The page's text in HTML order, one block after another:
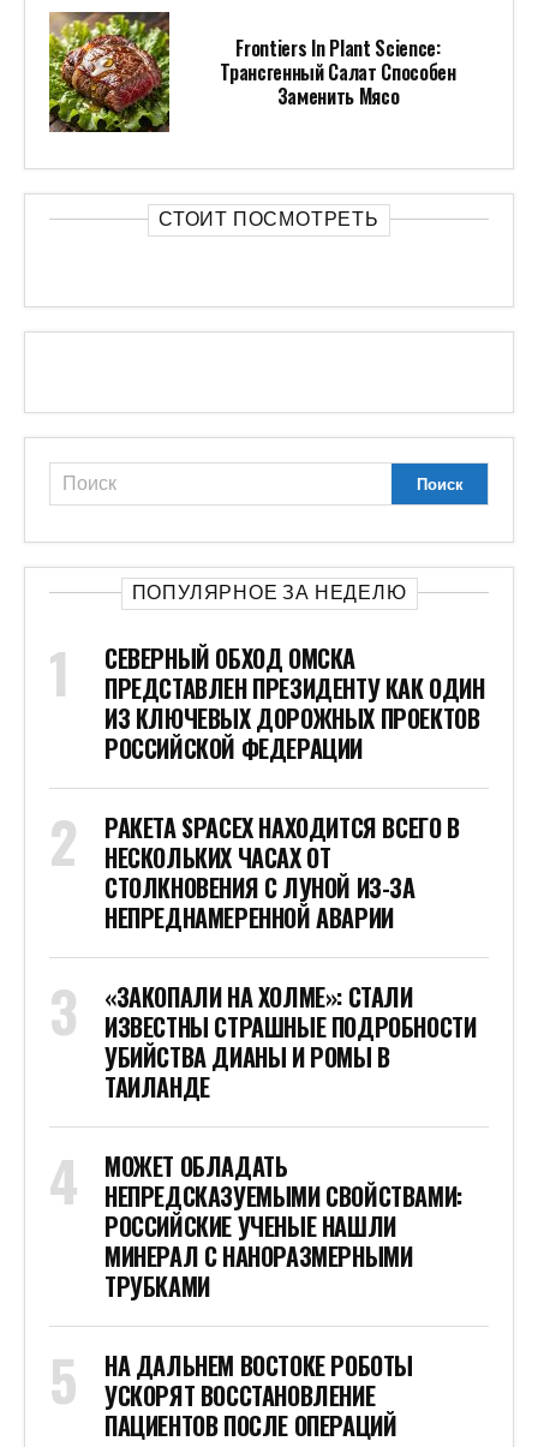
Frontiers In Plant Science:
Трансгенный Салат Способен
Заменить Мясо
СТОИТ ПОСМОТРЕТЬ
ПОПУЛЯРНОЕ ЗА НЕДЕЛЮ
СЕВЕРНЫЙ ОБХОД ОМСКА
ПРЕДСТАВЛЕН ПРЕЗИДЕНТУ КАК ОДИН
ИЗ КЛЮЧЕВЫХ ДОРОЖНЫХ ПРОЕКТОВ
РОССИЙСКОЙ ФЕДЕРАЦИИ
РАКЕТА SPACEX НАХОДИТСЯ ВСЕГО В
НЕСКОЛЬКИХ ЧАСАХ ОТ
СТОЛКНОВЕНИЯ С ЛУНОЙ ИЗ-ЗА
НЕПРЕДНАМЕРЕННОЙ АВАРИИ
«ЗАКОПАЛИ НА ХОЛМЕ»: СТАЛИ
ИЗВЕСТНЫ СТРАШНЫЕ ПОДРОБНОСТИ
УБИЙСТВА ДИАНЫ И РОМЫ В
ТАИЛАНДЕ
МОЖЕТ ОБЛАДАТЬ
НЕПРЕДСКАЗУЕМЫМИ СВОЙСТВАМИ:
РОССИЙСКИЕ УЧЕНЫЕ НАШЛИ
МИНЕРАЛ С НАНОРАЗМЕРНЫМИ
ТРУБКАМИ
НА ДАЛЬНЕМ ВОСТОКЕ РОБОТЫ
УСКОРЯТ ВОССТАНОВЛЕНИЕ
ПАЦИЕНТОВ ПОСЛЕ ОПЕРАЦИЙ